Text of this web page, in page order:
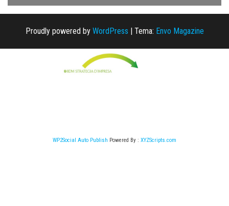
Proudly powered by WordPress Tema: Envo Magazine
WP2Social Auto Publish Powered By : XYZScripts.com